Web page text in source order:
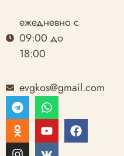
ежедневно с
09:00 до
18:00
evgkos@gmail.com